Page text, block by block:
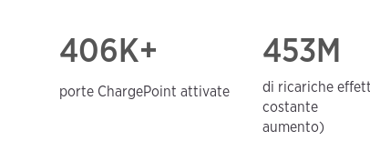
406K+
porte ChargePoint attivate
453M
di ricariche
costante
aumento)